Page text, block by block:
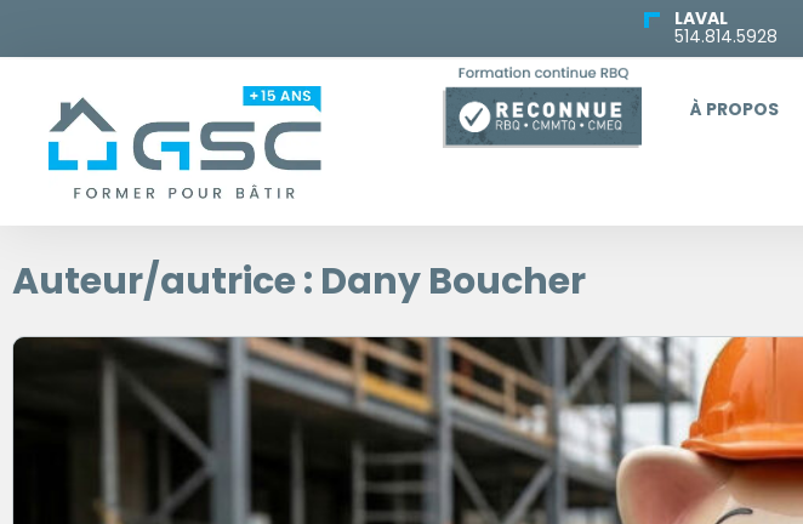
LAVAL
514.814.5928
À PROPOS
Auteur/autrice : Dany Boucher